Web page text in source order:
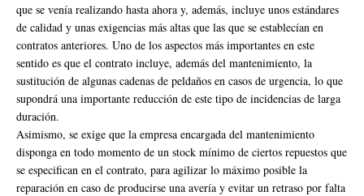
que se venía realizando hasta ahora y, además, incluye unos estándares
de calidad y unas exigencias más altas que las que se establecían en
contratos anteriores. Uno de los aspectos más importantes en este
sentido es que el contrato incluye, además del mantenimiento, la
sustitución de algunas cadenas de peldaños en casos de urgencia, lo que
supondrá una importante reducción de este tipo de incidencias de larga
duración.
Asimismo, se exige que la empresa encargada del mantenimiento
disponga en todo momento de un stock mínimo de ciertos repuestos que
se especifican en el contrato, para agilizar lo máximo posible la
reparación en caso de producirse una avería y evitar un retraso por falta